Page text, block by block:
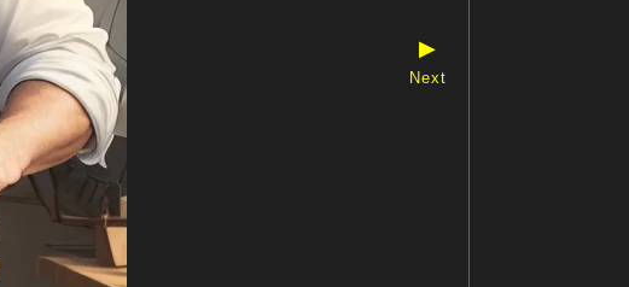
▶
Next